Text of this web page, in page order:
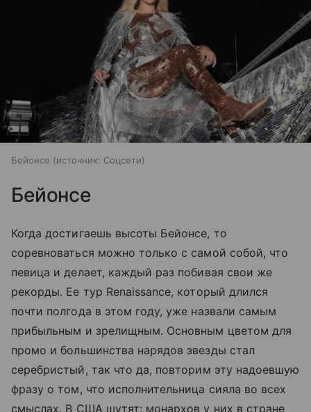
Бейонсе источник: Соцсети
Бейонсе
Когда достигаешь высоты Бейонсе, то
соревноваться можно только с самой собой, что
певица и делает, каждый раз побивая свои же
рекорды. Ее тур Renaissance, который длился
почти полгода в этом году, уже назвали самым
прибыльным и зрелищным. Основным цветом для
промо и большинства нарядов звезды стал
серебристый, так что да, повторим эту надоевшую
фразу о том, что исполнительница сияла во всех
смыслах. В США шутят: монархов у них в стране